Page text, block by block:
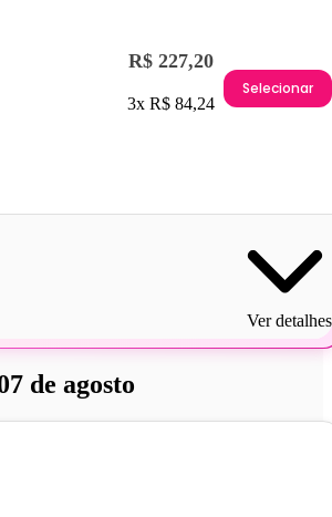
R$ 227,20
3x R$ 84,24
Selecionar
Ver detalhes
de agosto